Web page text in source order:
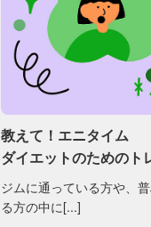
教えて！エニタイム
ダイエットのためのト
ジムに通っている方や、
る方の中に[...]